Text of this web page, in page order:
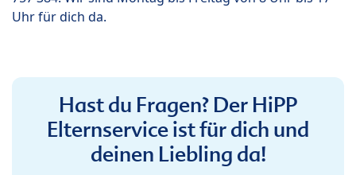
Uhr für dich da.
Hast du Fragen? Der HiPP
Elternservice ist für dich und
deinen Liebling da!